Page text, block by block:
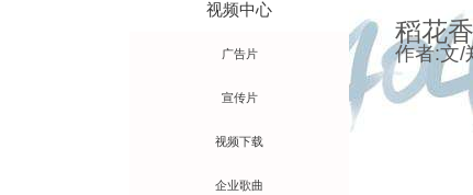
视频中心
广告片
宣传片
视频下载
企业歌曲
稻花
作者:文